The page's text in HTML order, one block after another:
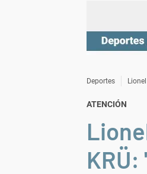
Deportes
ATENCIÓN